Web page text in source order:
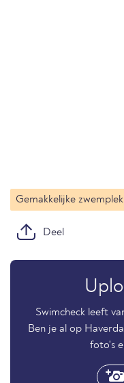
Gemakkelijke zwemplek
Deel
Swimcheck leeft
Ben je al op
foto's